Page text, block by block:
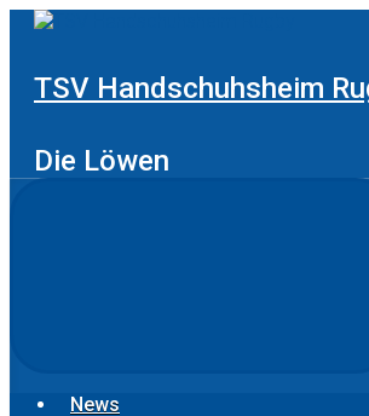
Zum
TSV Handschuhsheim
Die Löwen
News